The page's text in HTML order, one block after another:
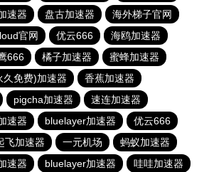
速器 盘古加速器
海外梯子官网
官网 优云666
海鸥加速器
666 橘子加速器
蜜蜂加速器
久免费)加速器
香蕉加速器
pigcha加速器
速连加速器
速器 bluelayer加速器
优云666
飞加速器 一元机场
蚂蚁加速器
速器 bluelayer加速器 哇哇加速器